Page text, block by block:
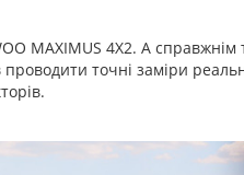
MAXIMUS 4X2. А справжнім
точні заміри